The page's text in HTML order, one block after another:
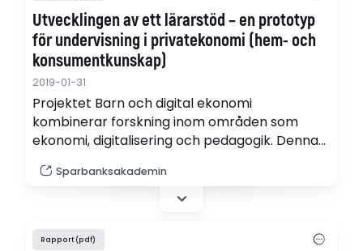
Utvecklingen av ett lärarstöd – en prototyp
för undervisning i privatekonomi (hem- och
konsumentkunskap)
2019-01-31
Projektet Barn och digital ekonomi
kombinerar forskning inom områden som
ekonomi, digitalisering och pedagogik. Denna
Inga-Lill Söderberg (pdf) och behandlar
utvecklandet av en prototyp till stöd för
ramen för grundskolans hem- och
Sparbanksakademin
Rapport (pdf)